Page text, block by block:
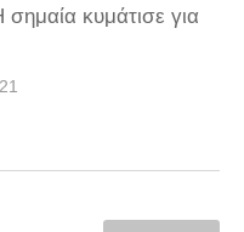
κυμάτισε για